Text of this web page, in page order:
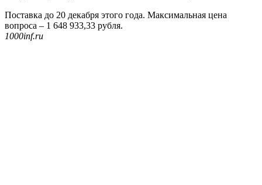
Поставка до 20 декабря этого года. Максимальная цена
вопроса – 1 648 933,33 рубля.
1000inf.ru